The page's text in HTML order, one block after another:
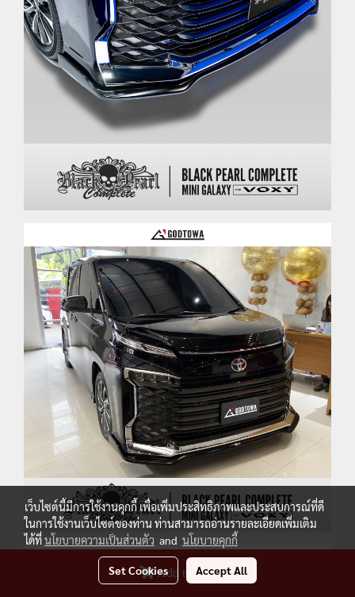
Add to Cart
เว็บไซต์นี้มีการใช้งานคุกกี้ เพื่อเพิ่มประสิทธิภาพและประสบการณ์ที่ดี
ในการใช้งานเว็บไซต์ของท่าน ท่านสามารถอ่านรายละเอียดเพิ่มเติม
ได้ที่นโยบายความเป็นส่วนตัว and นโยบายคุกกี้
Set Cookies Accept All